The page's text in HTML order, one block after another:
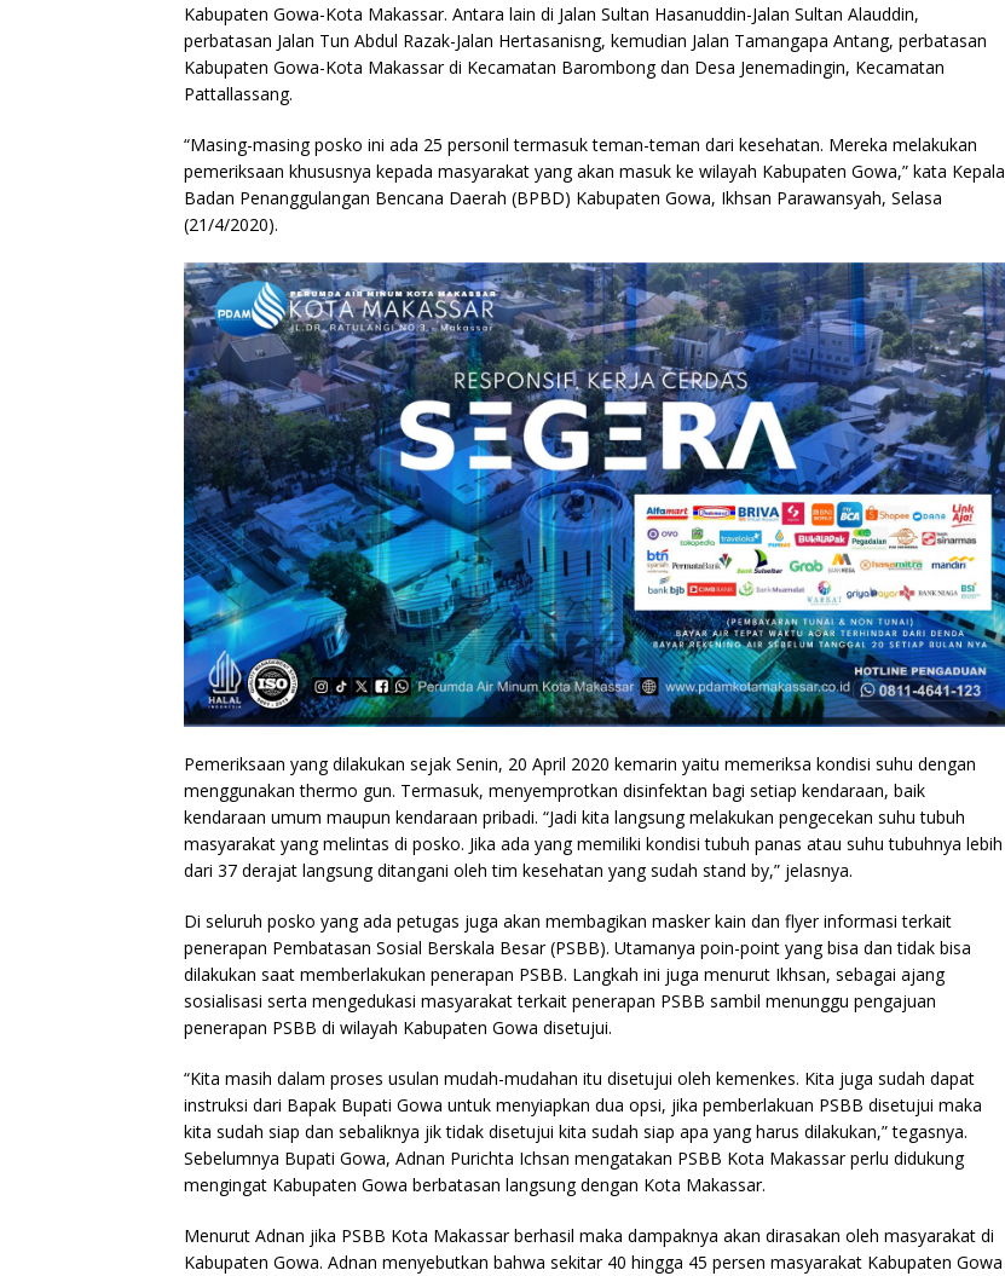
Kabupaten Gowa-Kota Makassar. Antara lain di Jalan Sultan Hasanuddin-Jalan Sultan Alauddin,
perbatasan Jalan Tun Abdul Razak-Jalan Hertasanisng, kemudian Jalan Tamangapa Antang, perbatasan
Kabupaten Gowa-Kota Makassar di Kecamatan Barombong dan Desa Jenemadingin, Kecamatan
Pattallassang.
“Masing-masing posko ini ada 25 personil termasuk teman-teman dari kesehatan. Mereka melakukan
pemeriksaan khususnya kepada masyarakat yang akan masuk ke wilayah Kabupaten Gowa,” kata Kepala
Badan Penanggulangan Bencana Daerah (BPBD) Kabupaten Gowa, Ikhsan Parawansyah, Selasa
(21/4/2020).
Pemeriksaan yang dilakukan sejak Senin, 20 April 2020 kemarin yaitu memeriksa kondisi suhu dengan
menggunakan thermo gun. Termasuk, menyemprotkan disinfektan bagi setiap kendaraan, baik
kendaraan umum maupun kendaraan pribadi. “Jadi kita langsung melakukan pengecekan suhu tubuh
masyarakat yang melintas di posko. Jika ada yang memiliki kondisi tubuh panas atau suhu tubuhnya lebih
dari 37 derajat langsung ditangani oleh tim kesehatan yang sudah stand by,” jelasnya.
Di seluruh posko yang ada petugas juga akan membagikan masker kain dan flyer informasi terkait
penerapan Pembatasan Sosial Berskala Besar (PSBB). Utamanya poin-point yang bisa dan tidak bisa
dilakukan saat memberlakukan penerapan PSBB. Langkah ini juga menurut Ikhsan, sebagai ajang
sosialisasi serta mengedukasi masyarakat terkait penerapan PSBB sambil menunggu pengajuan
penerapan PSBB di wilayah Kabupaten Gowa disetujui.
“Kita masih dalam proses usulan mudah-mudahan itu disetujui oleh kemenkes. Kita juga sudah dapat
instruksi dari Bapak Bupati Gowa untuk menyiapkan dua opsi, jika pemberlakuan PSBB disetujui maka
kita sudah siap dan sebaliknya jik tidak disetujui kita sudah siap apa yang harus dilakukan,” tegasnya.
Sebelumnya Bupati Gowa, Adnan Purichta Ichsan mengatakan PSBB Kota Makassar perlu didukung
mengingat Kabupaten Gowa berbatasan langsung dengan Kota Makassar.
Menurut Adnan jika PSBB Kota Makassar berhasil maka dampaknya akan dirasakan oleh masyarakat di
Kabupaten Gowa. Adnan menyebutkan bahwa sekitar 40 hingga 45 persen masyarakat Kabupaten Gowa